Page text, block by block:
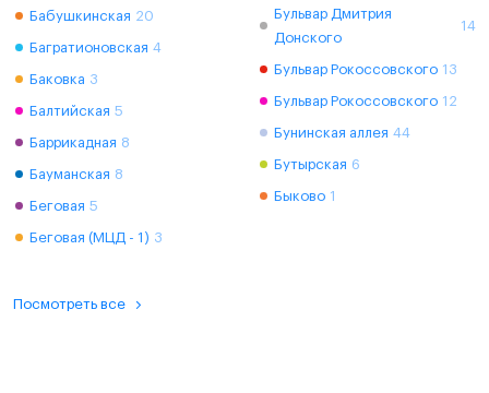
Бабушкинская 20
Багратионовская 4
Баковка 3
Балтийская 5
Баррикадная 8
Бауманская 8
Беговая 5
Беговая (МЦД - 1) 3
Бульвар Дмитрия
Донского
14
Бульвар Рокоссовского 13
Бульвар Рокоссовского 12
Бунинская аллея 44
Бутырская 6
Быково 1
Посмотреть все